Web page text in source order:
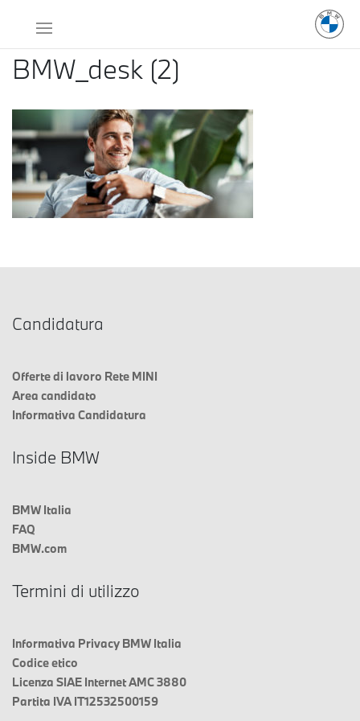
BMW_desk (2)
Candidatura
Offerte di lavoro Rete MINI
Area candidato
Informativa Candidatura
Inside BMW
BMW Italia
FAQ
BMW.com
Termini di utilizzo
Informativa Privacy BMW Italia
Codice etico
Licenza SIAE Internet AMC 3880
Partita IVA IT12532500159